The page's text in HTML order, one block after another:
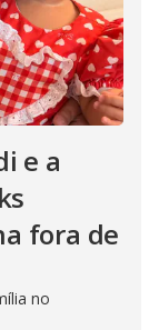
e a
fora de
no